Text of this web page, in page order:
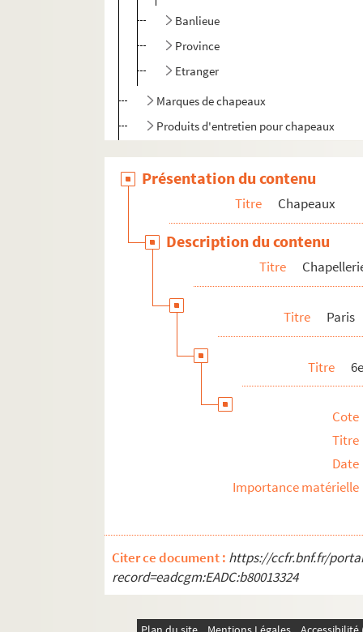
Banlieue
Province
Etranger
Marques de chapeaux
Produits d'entretien pour chapeaux
Accessoires
Présentation du contenu
Titre Chapeaux
Description du contenu
Titre
Titre Paris
Titre
Cote
Titre
Date
Importance matérielle
Citer ce document : https://ccfr.bnf.fr/
record=eadcgm:EADC:b80013324